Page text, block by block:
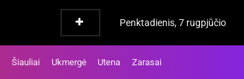
Penktadienis, 7 rugpjūčio
Šiauliai Ukmergė Utena Zarasai